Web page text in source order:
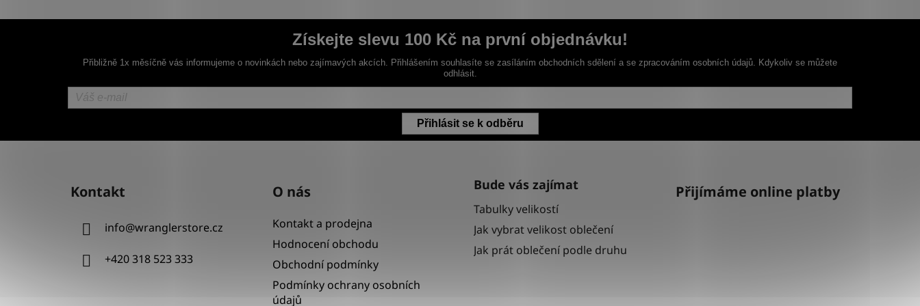
Získejte slevu 100 Kč na první objednávku!
Přibližně 1x měsíčně vás informujeme o novinkách nebo zajímavých akcích. Přihlášením souhlasíte se zasíláním obchodních sdělení a se zpracováním osobních údajů. Kdykoliv se můžete
odhlásit.
Přihlásit se k odběru
Kontakt
info@wranglerstore.cz
+420 318 523 333
O nás
Kontakt a prodejna
Hodnocení obchodu
Obchodní podmínky
Podmínky ochrany osobních
údajů
Bude vás zajímat
Tabulky velikostí
Jak vybrat velikost oblečení
Jak prát oblečení podle druhu
Přijímáme online platby